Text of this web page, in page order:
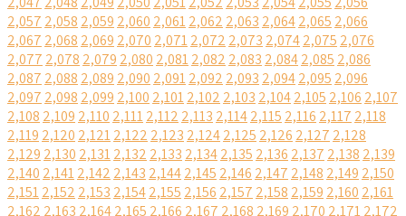
2,057 2,058 2,059 2,060 2,0612,062 2,063 2,0642,065 2,066
2,067 2,068 2,069 2,070 2,0712,072 2,073 2,0742,075 2,076
2,077 2,078 2,079 2,080 2,0812,082 2,083 2,0842,085 2,086
2,087 2,088 2,089 2,090 2,0912,092 2,093 2,0942,095 2,096
2,097 2,098 2,099 2,100 2,1012,102 2,103 2,1042,105 2,106 2,107
2,108 2,109 2,110 2,1112,112 2,113 2,1142,115 2,116 2,117 2,118
2,119 2,120 2,1212,122 2,123 2,1242,125 2,126 2,127 2,128
2,129 2,130 2,1312,132 2,133 2,1342,135 2,136 2,137 2,138 2,139
2,140 2,1412,142 2,143 2,1442,145 2,146 2,147 2,148 2,149 2,150
2,1512,152 2,153 2,1542,155 2,156 2,157 2,158 2,159 2,160 2,161
2,162 2,163 2,1642,165 2,166 2,167 2,168 2,169 2,170 2,1712,172